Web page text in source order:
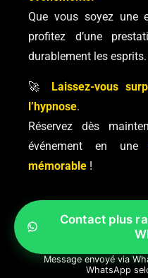
Que vous soyez une
profitez d’une
durablement les esprits.
🚀 Laissez-vous
l’hypnose.
Réservez dès
événement en une
mémorable !
Contact plus
Message envoyé via
WhatsApp